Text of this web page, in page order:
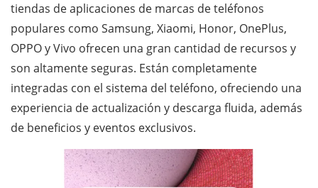
tiendas de aplicaciones de marcas de teléfonos
populares como Samsung, Xiaomi, Honor, OnePlus,
OPPO y Vivo ofrecen una gran cantidad de recursos y
son altamente seguras. Están completamente
integradas con el sistema del teléfono, ofreciendo una
experiencia de actualización y descarga fluida, además
de beneficios y eventos exclusivos.